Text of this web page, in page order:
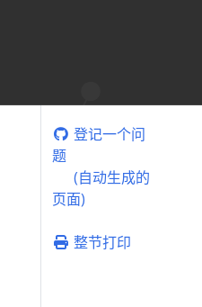
登记一个问
题
(自动生成的
页面)
整节打印